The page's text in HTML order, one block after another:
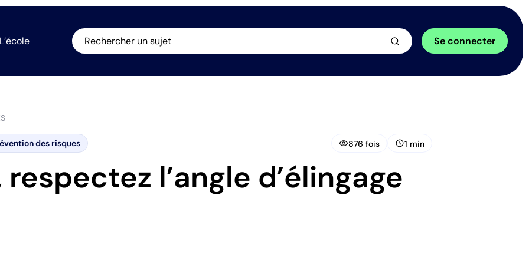
L’école Rechercher un sujet Se connecter
des risques visibility876 fois schedule1 min
respectez l’angle d’élingage
arrow_forward